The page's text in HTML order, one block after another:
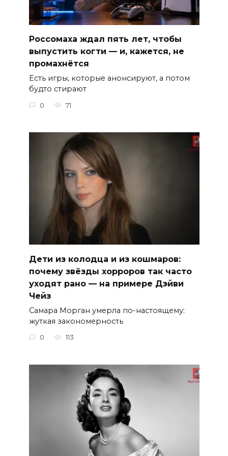
Россомаха ждал пять лет, чтобы
выпустить когти — и, кажется, не
промахнётся
Есть игры, которые анонсируют, а потом
будто стирают
0 71
Дети из колодца и из кошмаров:
почему звёзды хорроров так часто
уходят рано — на примере Дэйви
Чейз
Самара Морган умерла по-настоящему:
жуткая закономерность
0 113